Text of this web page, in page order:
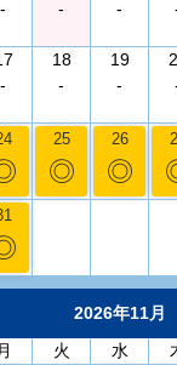
-
-
-
-
18
-
19
-
25
◎
26
◎
2026年11月
月 火 水